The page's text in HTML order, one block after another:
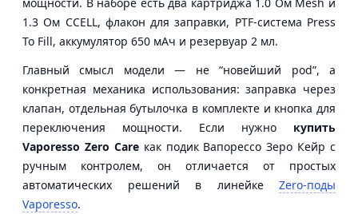
1.3 Ом CCELL, флакон для заправки, PTF-система Press
To Fill, аккумулятор 650 мАч и резервуар 2 мл.
Главный смысл модели — не “новейший pod”, а
конкретная механика использования: заправка через
клапан, отдельная бутылочка в комплекте и кнопка для
переключения мощности. Если нужно купить
Vaporesso Zero Careкак подик Вапорессо Зеро Кейр с
ручным контролем, он отличается от простых
автоматических решений в линейке Zero-поды
Vaporesso.